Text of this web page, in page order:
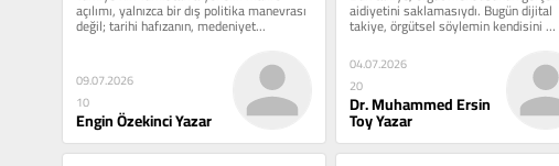
açılımı, yalnızca bir dış politika manevrası
değil; tarihi hafızanın, medeniyet...
09.07.2026
10
Engin Özekinci Yazar
aidiyetini saklamasıydı. Bugün dijital
takiye, örgütsel söylemin kendisini
mağduriyet, hukuk,...
04.07.2026
20
Dr. Muhammed Ersin
Toy Yazar